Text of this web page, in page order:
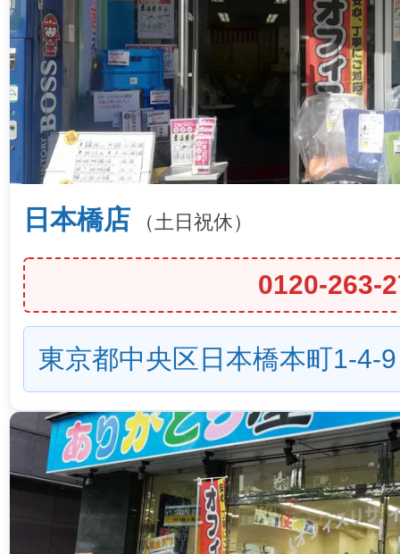
日本橋店 （土日祝休）
0120-263-
東京都中央区日本橋本町1-4-9